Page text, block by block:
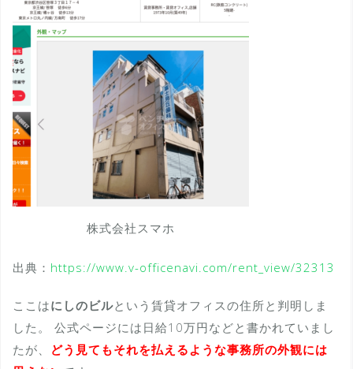
株式会社スマホ
出典： https://www.v-officenavi.com/rent_view/32313
ここはにしのビルという賃貸オフィスの住所と判明しま
した。 公式ページには日給10万円などと書かれていまし
たが、 どう見てもそれを払えるような事務所の外観には